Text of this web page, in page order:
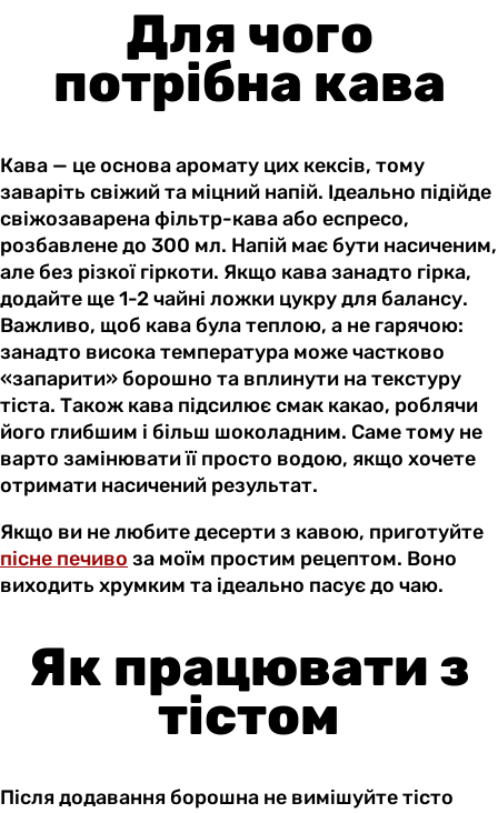
Для чого
потрібна кава
Кава — це основа аромату цих кексів, тому
заваріть свіжий та міцний напій. Ідеально підійде
свіжозаварена фільтр-кава або еспресо,
розбавлене до 300 мл. Напій має бути насиченим,
але без різкої гіркоти. Якщо кава занадто гірка,
додайте ще 1-2 чайні ложки цукру для балансу.
Важливо, щоб кава була теплою, а не гарячою:
занадто висока температура може частково
«запарити» борошно та вплинути на текстуру
тіста. Також кава підсилює смак какао, роблячи
його глибшим і більш шоколадним. Саме тому не
варто замінювати її просто водою, якщо хочете
отримати насичений результат.
Якщо ви не любите десерти з кавою, приготуйте
пісне печиво за моїм простим рецептом. Воно
виходить хрумким та ідеально пасує до чаю.
Як працювати з
тістом
Після додавання борошна не вимішуйте тісто